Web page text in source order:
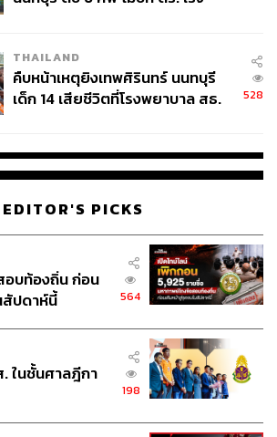
THAILAND
คืบหน้าเหตุยิงเทพศิรินทร์ นนทบุรี
เด็ก 14 เสียชีวิตที่โรงพยาบาล สธ.
528
EDITOR'S PICKS
อบท้องถิ่น ก่อน
สัปดาห์นี้
564
ในชั้นศาลฎีกา
198